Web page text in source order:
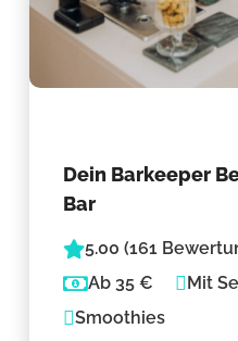
Dein Barkeeper
Bar
5.00 (161
Ab 35 €
Mit
Smoothies